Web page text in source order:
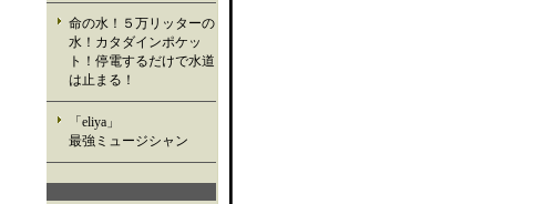
命の水！５万リッターの
水！カタダインポケッ
ト！停電するだけで水道
は止まる！
「eliya」
最強ミュージシャン